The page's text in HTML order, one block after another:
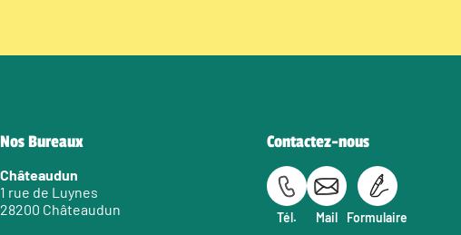
Nos Bureaux
Châteaudun
1 rue de Luynes
28200 Châteaudun
Contactez-nous
Tél. Mail Formulaire